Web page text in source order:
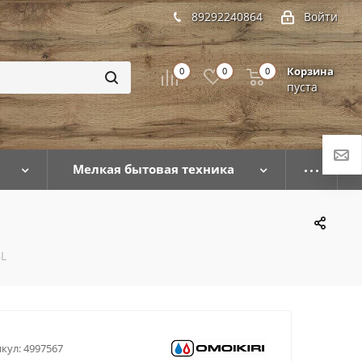
Войти
89292240864
0 0 Корзина
пуста
0
Мелкая бытовая техника
4997567